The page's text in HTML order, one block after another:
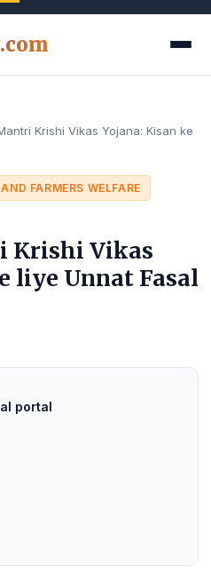
Krishi Vikas Yojana: Kisan ke
FARMERS WELFARE
Krishi Vikas
liye Unnat Fasal
portal